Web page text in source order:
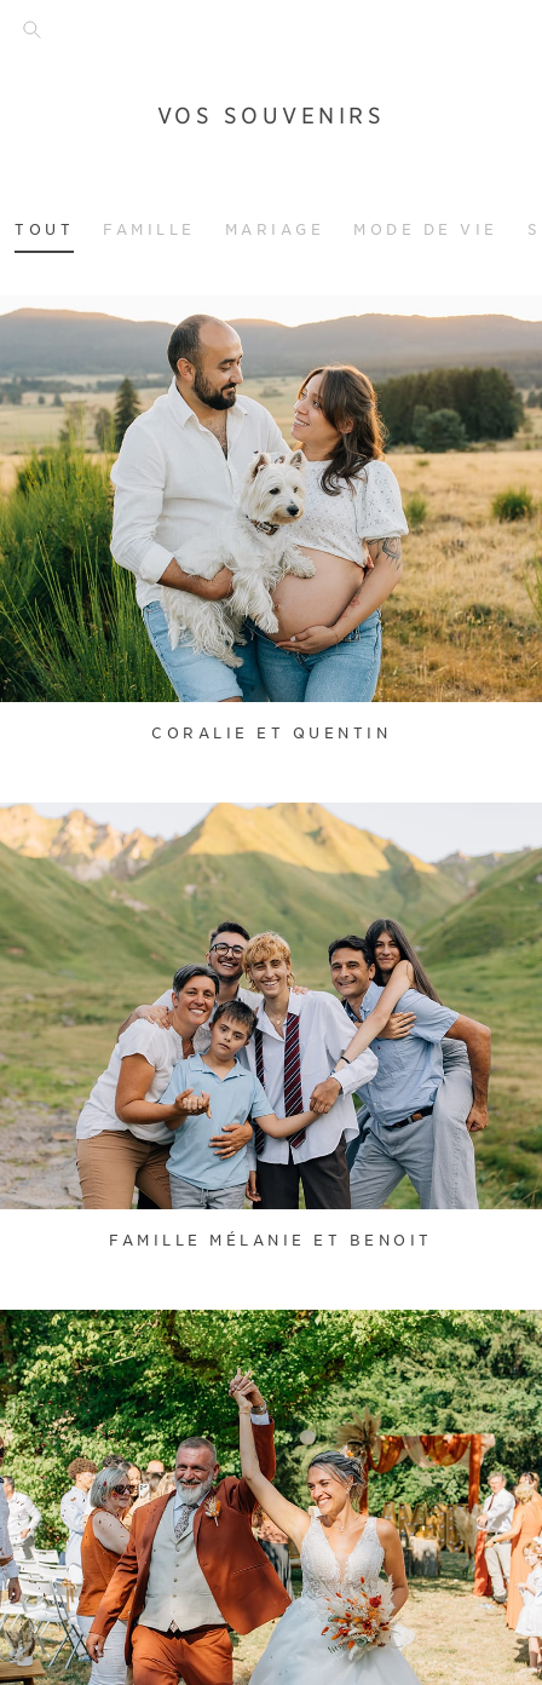
VOS SOUVENIRS
TOUT FAMILLE MARIAGE MODE DE VIE
CORALIE ET QUENTIN
FAMILLE MÉLANIE ET BENOIT